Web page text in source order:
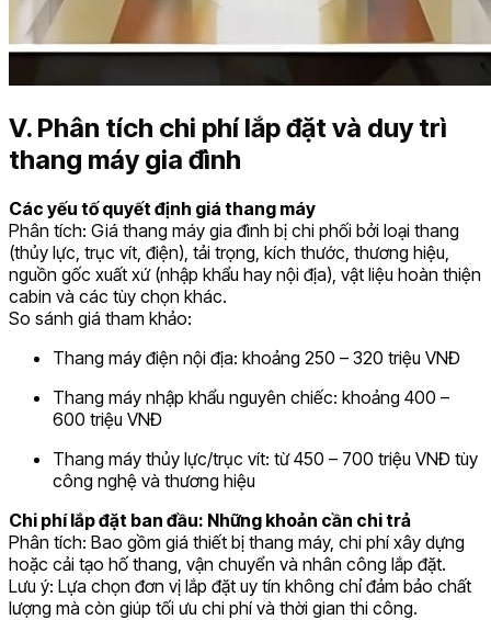
V. Phân tích chi phí lắp đặt và duy trì
thang máy gia đình
Các yếu tố quyết định giá thang máy
Phân tích: Giá thang máy gia đình bị chi phối bởi loại thang
(thủy lực, trục vít, điện), tải trọng, kích thước, thương hiệu,
nguồn gốc xuất xứ (nhập khẩu hay nội địa), vật liệu hoàn thiện
cabin và các tùy chọn khác.
So sánh giá tham khảo:
Thang máy điện nội địa: khoảng 250 – 320 triệu VNĐ
Thang máy nhập khẩu nguyên chiếc: khoảng 400 –
600 triệu VNĐ
Thang máy thủy lực/trục vít: từ 450 – 700 triệu VNĐ tùy
công nghệ và thương hiệu
Chi phí lắp đặt ban đầu: Những khoản cần chi trả
Phân tích: Bao gồm giá thiết bị thang máy, chi phí xây dựng
hoặc cải tạo hố thang, vận chuyển và nhân công lắp đặt.
Lưu ý: Lựa chọn đơn vị lắp đặt uy tín không chỉ đảm bảo chất
lượng mà còn giúp tối ưu chi phí và thời gian thi công.